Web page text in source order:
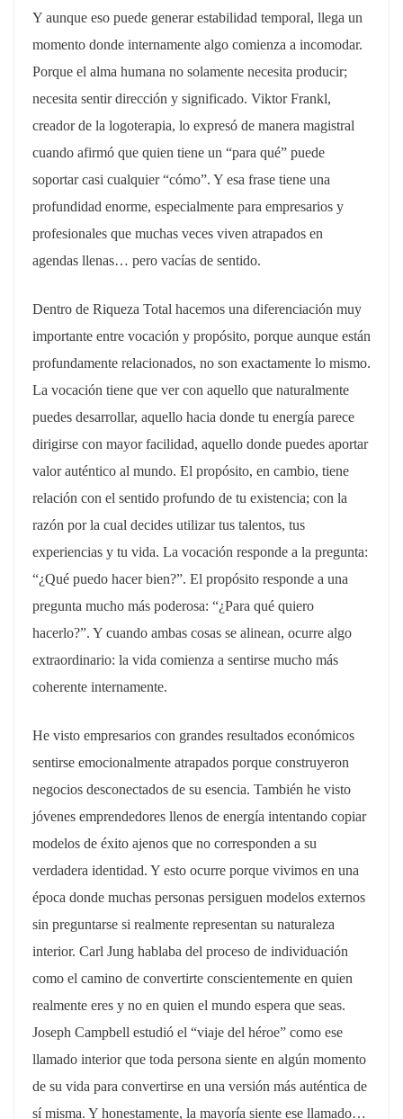
Y aunque eso puede generar estabilidad temporal, llega un
momento donde internamente algo comienza a incomodar.
Porque el alma humana no solamente necesita producir;
necesita sentir dirección y significado. Viktor Frankl,
creador de la logoterapia, lo expresó de manera magistral
cuando afirmó que quien tiene un “para qué” puede
soportar casi cualquier “cómo”. Y esa frase tiene una
profundidad enorme, especialmente para empresarios y
profesionales que muchas veces viven atrapados en
agendas llenas… pero vacías de sentido.
Dentro de Riqueza Total hacemos una diferenciación muy
importante entre vocación y propósito, porque aunque están
profundamente relacionados, no son exactamente lo mismo.
La vocación tiene que ver con aquello que naturalmente
puedes desarrollar, aquello hacia donde tu energía parece
dirigirse con mayor facilidad, aquello donde puedes aportar
valor auténtico al mundo. El propósito, en cambio, tiene
relación con el sentido profundo de tu existencia; con la
razón por la cual decides utilizar tus talentos, tus
experiencias y tu vida. La vocación responde a la pregunta:
“¿Qué puedo hacer bien?”. El propósito responde a una
pregunta mucho más poderosa: “¿Para qué quiero
hacerlo?”. Y cuando ambas cosas se alinean, ocurre algo
extraordinario: la vida comienza a sentirse mucho más
coherente internamente.
He visto empresarios con grandes resultados económicos
sentirse emocionalmente atrapados porque construyeron
negocios desconectados de su esencia. También he visto
jóvenes emprendedores llenos de energía intentando copiar
modelos de éxito ajenos que no corresponden a su
verdadera identidad. Y esto ocurre porque vivimos en una
época donde muchas personas persiguen modelos externos
sin preguntarse si realmente representan su naturaleza
interior. Carl Jung hablaba del proceso de individuación
como el camino de convertirte conscientemente en quien
realmente eres y no en quien el mundo espera que seas.
Joseph Campbell estudió el “viaje del héroe” como ese
llamado interior que toda persona siente en algún momento
de su vida para convertirse en una versión más auténtica de
sí misma. Y honestamente, la mayoría siente ese llamado…